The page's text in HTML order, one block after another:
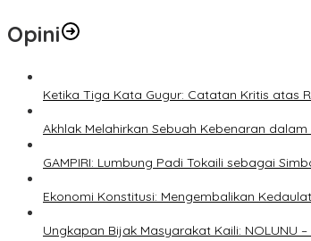
Opini
Ketika Tiga Kata Gugur: Catatan Kritis atas
Akhlak Melahirkan Sebuah Kebenaran
GAMPIRI: Lumbung Padi Tokaili sebagai
Ekonomi Konstitusi: Mengembalikan
Ungkapan Bijak Masyarakat Kaili: NOLUNU